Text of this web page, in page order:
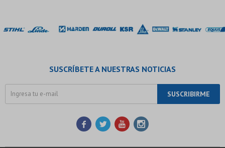
SUSCRÍBETE A NUESTRAS NOTICIAS
SUSCRIBIRME
   